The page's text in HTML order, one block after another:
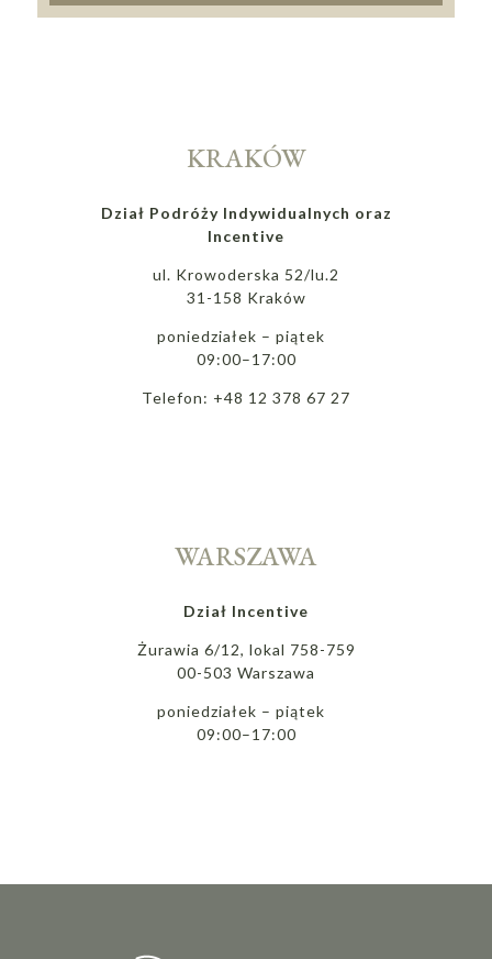
KRAKÓW
Dział Podróży Indywidualnych oraz
Incentive
ul. Krowoderska 52/lu.2
31-158 Kraków
poniedziałek – piątek
09:00–17:00
Telefon: +48 12 378 67 27
WARSZAWA
Dział Incentive
Żurawia 6/12, lokal 758-759
00-503 Warszawa
poniedziałek – piątek
09:00–17:00